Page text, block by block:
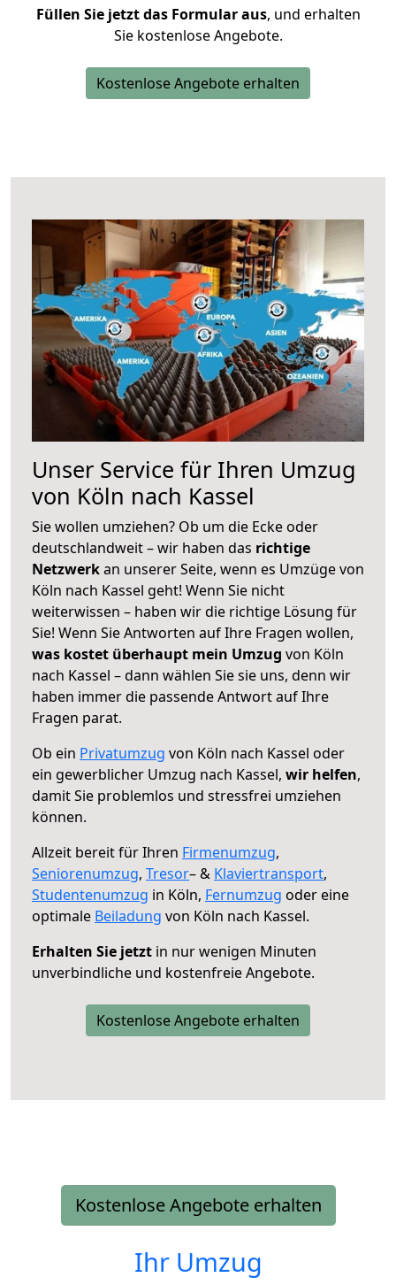
Füllen Sie jetzt das Formular aus, und erhalten
Sie kostenlose Angebote.
Kostenlose Angebote erhalten
Unser Service für Ihren Umzug
von Köln nach Kassel
Sie wollen umziehen? Ob um die Ecke oder
deutschlandweit – wir haben das richtige
Netzwerkan unserer Seite, wenn es Umzüge von
Köln nach Kassel geht! Wenn Sie nicht
weiterwissen – haben wir die richtige Lösung für
Sie! Wenn Sie Antworten auf Ihre Fragen wollen,
was kostet überhaupt mein Umzug von Köln
nach Kassel – dann wählen Sie sie uns, denn wir
haben immer die passende Antwort auf Ihre
Fragen parat.
Ob ein Privatumzug von Köln nach Kassel oder
ein gewerblicher Umzug nach Kassel, wir helfen,
damit Sie problemlos und stressfrei umziehen
können.
Allzeit bereit für Ihren Firmenumzug,
Seniorenumzug, Tresor– & Klaviertransport,
Studentenumzug in Köln, Fernumzug oder eine
optimale Beiladung von Köln nach Kassel.
Erhalten Sie jetzt in nur wenigen Minuten
unverbindliche und kostenfreie Angebote.
Kostenlose Angebote erhalten
Kostenlose Angebote erhalten
Ihr Umzug